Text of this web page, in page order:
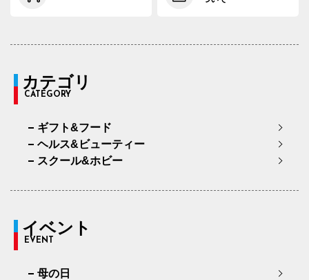
カテゴリ
CATEGORY
ギフト&フード
ヘルス&ビューティー
スクール&ホビー
イベント
EVENT
母の日